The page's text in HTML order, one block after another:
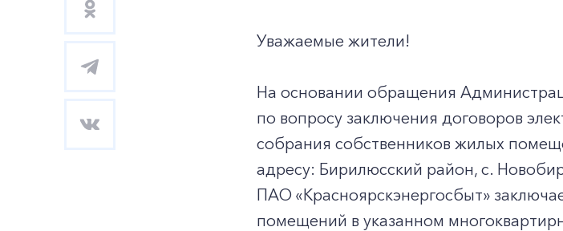
Уважаемые жители!
На основании обращения
по вопросу заключения договоров
собрания собственников жилых
адресу: Бирилюсский район, с.
ПАО «Красноярскэнергосбыт»
помещений в указанном